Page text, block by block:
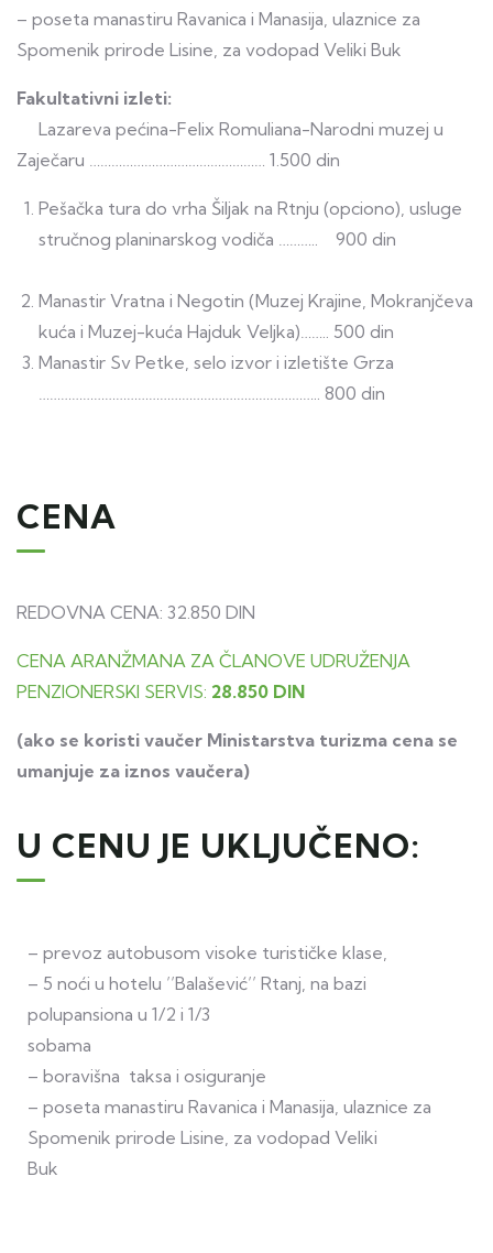
– poseta manastiru Ravanica i Manasija, ulaznice za
Spomenik prirode Lisine, za vodopad Veliki Buk
Fakultativni izleti:
Lazareva pećina-Felix Romuliana-Narodni muzej u
Zaječaru ………………………………………… 1.500 din
Pešačka tura do vrha Šiljak na Rtnju (opciono), usluge
stručnog planinarskog vodiča ……….. 900 din
Manastir Vratna i Negotin (Muzej Krajine, Mokranjčeva
kuća i Muzej-kuća Hajduk Veljka)…….. 500 din
Manastir Sv Petke, selo izvor i izletište Grza
………………………………………………………………….. 800 din
CENA
REDOVNA CENA: 32.850 DIN
CENA ARANŽMANA ZA ČLANOVE UDRUŽENJA
PENZIONERSKI SERVIS: 28.850 DIN
(ako se koristi vaučer Ministarstva turizma cena se
umanjuje za iznos vaučera)
U CENU JE UKLJUČENO:
– prevoz autobusom visoke turističke klase,
– 5 noći u hotelu ’’Balašević’’ Rtanj, na bazi
polupansiona u 1/2 i 1/3
sobama
– boravišna taksa i osiguranje
– poseta manastiru Ravanica i Manasija, ulaznice za
Spomenik prirode Lisine, za vodopad Veliki
Buk